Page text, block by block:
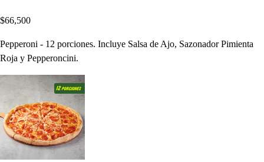
$66,500
Pepperoni - 12 porciones. Incluye Salsa de Ajo, Sazonador Pimienta
Roja y Pepperoncini.